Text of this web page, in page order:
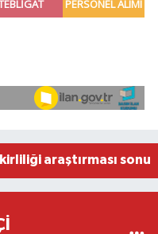
Şampiyonası,
araştırması